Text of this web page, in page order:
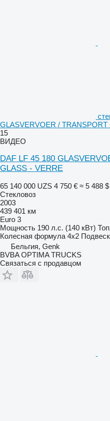
GLASVERVOER /
15
ВИДЕО
DAF LF 45 180
GLASS - VERRE
65 140 000 UZS 4 750 € ≈ 5 488 $
Стекловоз
2003
439 401 км
Euro 3
Мощность 190 л.с. (140 кВт)
Колесная формула 4x2
Бельгия, Genk
BVBA OPTIMA TRUCKS
Связаться с продавцом